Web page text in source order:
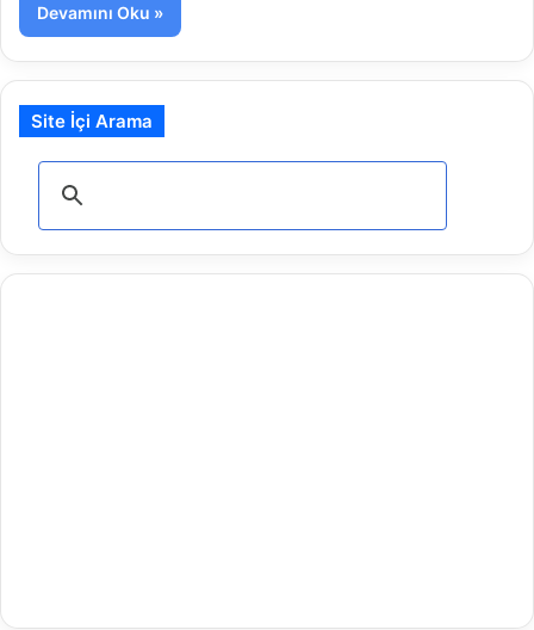
Devamını Oku »
Site İçi Arama